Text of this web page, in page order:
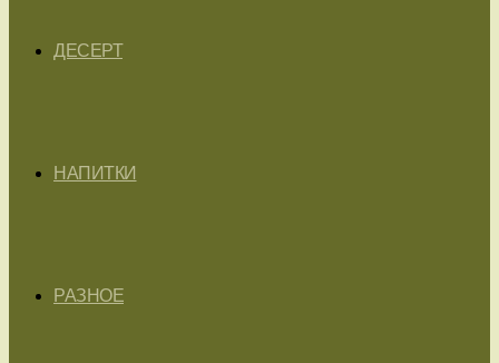
ДЕСЕРТ
НАПИТКИ
РАЗНОЕ